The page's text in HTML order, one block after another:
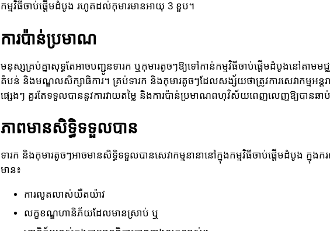
កម្មវិធីចាប់ផ្តើមដំបូង រហូតដល់កុមារមានអាយុ 3 ខួប។
ការប៉ាន់ប្រមាណ
មនុស្សគ្រប់គ្នាសុទ្ធតែអាចបញ្ជូនទារក ឬកុមារតូចៗឱ្យទៅកាន់កម្មវិធីចាប់ផ្តើមដំបូងនៅតាមម
តំបន់ និងមណ្ឌលសិក្សាធិការ។ គ្រប់ទារក និងកុមារតូចៗដែលសង្ស័យថាត្រូវការសេវាកម្មអន្ត
ផ្សេងៗ គួរតែទទួលបាននូវការវាយតម្លៃ និងការប៉ាន់ប្រមាណពហុវិស័យពេញលេញឱ្យបានឆ
ភាពមានសិទ្ធិទទួលបាន
ទារក និងកុមារតូចៗអាចមានសិទ្ធិទទួលបានសេវាកម្មនានានៅក្នុងកម្មវិធីចាប់ផ្តើមដំបូង ក្នុ
មាន៖
ការលូតលាស់យឺតយ៉ាវ
លក្ខខណ្ឌហានិភ័យដែលមានស្រាប់ ឬ